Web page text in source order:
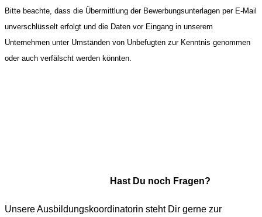
Bitte beachte, dass die Übermittlung der Bewerbungsunterlagen per E-Mail
unverschlüsselt erfolgt und die Daten vor Eingang in unserem
Unternehmen unter Umständen von Unbefugten zur Kenntnis genommen
oder auch verfälscht werden könnten.
Hast Du noch Fragen?
Unsere Ausbildungskoordinatorin steht Dir gerne zur